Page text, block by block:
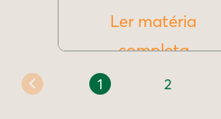
Ler matéria
completa
1 2